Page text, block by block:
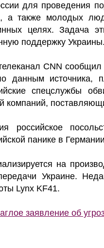
для проведения
а также молодых
целях. Задача
поддержку Украины.
CNN
данным источника,
спецслужбы
компаний,
российское
панике в
на
Украине.
Lynx KF41.
заявление об